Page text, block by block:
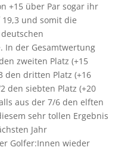
+15 über Par sogar ihr
und somit die
In der Gesamtwertung
zweiten Platz (+15
den dritten Platz (+16
den siebten Platz (+20
aus der 7/6 den elften
sehr tollen Ergebnis
Jahr
Golfer:Innen wieder